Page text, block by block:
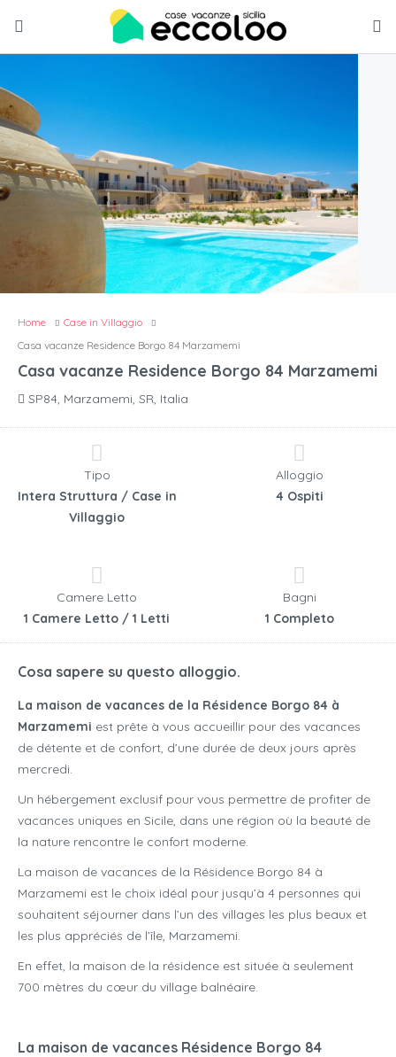
Home
Case in Villaggio
Casa vacanze Residence Borgo 84 Marzamemi
Casa vacanze Residence Borgo 84 Marzamemi
SP84, Marzamemi, SR, Italia
Tipo
Intera Struttura / Case in
Villaggio
Alloggio
4 Ospiti
Camere Letto
1 Camere Letto / 1 Letti
Bagni
1 Completo
Cosa sapere su questo alloggio.
La maison de vacances de la Résidence Borgo 84 à
Marzamemi est prête à vous accueillir pour des vacances
de détente et de confort, d’une durée de deux jours après
mercredi.
Un hébergement exclusif pour vous permettre de profiter de
vacances uniques en Sicile, dans une région où la beauté de
la nature rencontre le confort moderne.
La maison de vacances de la Résidence Borgo 84 à
Marzamemi est le choix idéal pour jusqu’à 4 personnes qui
souhaitent séjourner dans l’un des villages les plus beaux et
les plus appréciés de l’île, Marzamemi.
En effet, la maison de la résidence est située à seulement
700 mètres du cœur du village balnéaire.
La maison de vacances Résidence Borgo 84